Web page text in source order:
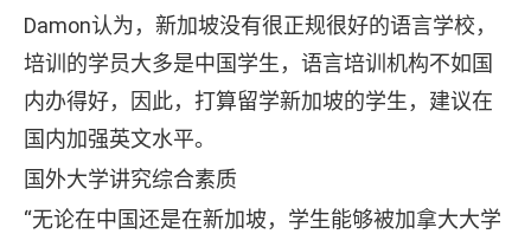
Damon认为，新加坡没有很正规很好的语言学校，
培训的学员大多是中国学生，语言培训机构不如国
内办得好，因此，打算留学新加坡的学生，建议在
国内加强英文水平。
国外大学讲究综合素质
“无论在中国还是在新加坡，学生能够被加拿大大学